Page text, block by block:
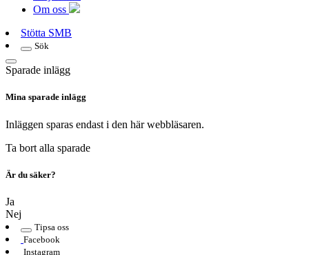
Om oss
Stötta SMB
Sök
Sparade inlägg
Mina sparade inlägg
Inläggen sparas endast i den här webbläsaren.
Ta bort alla sparade
Är du säker?
Ja
Nej
Tipsa oss
Facebook
Instagram